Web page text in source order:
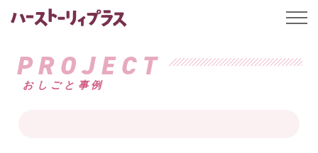
ハーストーリィプ
PROJECT
おしごと事例
t
l